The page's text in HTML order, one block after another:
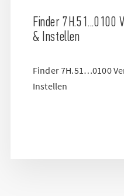
Finder 7H.51...0100
& Instellen
Finder 7H.51…0100
Instellen